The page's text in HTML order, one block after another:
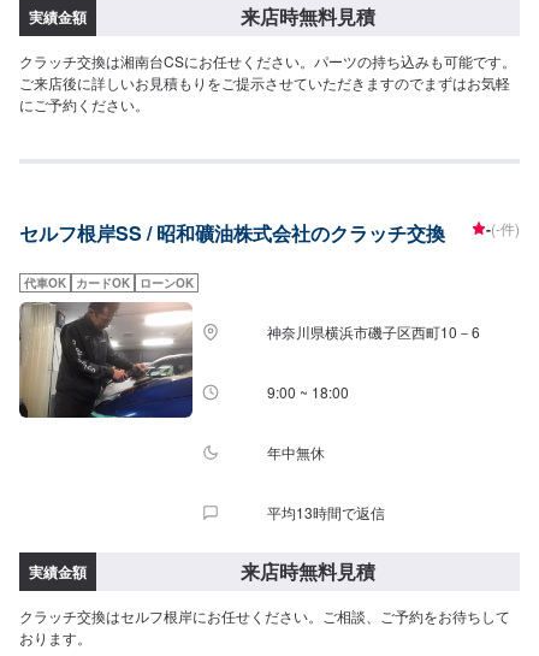
実績金額 来店時無料見積
クラッチ交換は湘南台CSにお任せください。パーツの持ち込みも可能です。
ご来店後に詳しいお見積もりをご提示させていただきますのでまずはお気軽
にご予約ください。
セルフ根岸SS / 昭和礦油株式会社のクラッチ交換 -(-件)
代車OK カードOK ローンOK
神奈川県横浜市磯子区西町10－6
9:00 ~ 18:00
年中無休
平均13時間で返信
実績金額 来店時無料見積
クラッチ交換はセルフ根岸にお任せください。ご相談、ご予約をお待ちして
おります。